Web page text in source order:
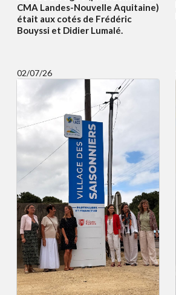
CMA Landes-Nouvelle Aquitaine)
était aux cotés de Frédéric
Bouyssi et Didier Lumalé.
02/07/26